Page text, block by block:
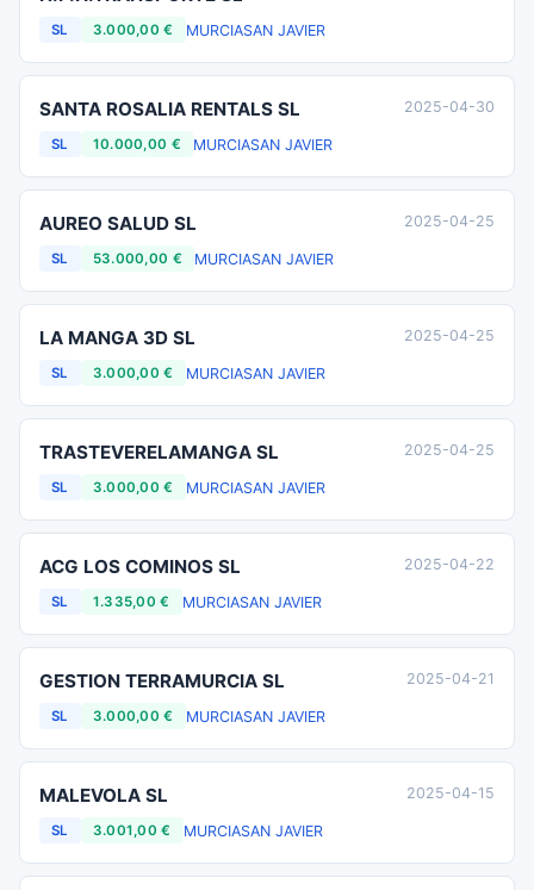
SL 3.000,00 € MURCIASAN JAVIER
SANTA ROSALIA RENTALS SL
SL 10.000,00 € MURCIASAN JAVIER
2025-04-30
AUREO SALUD SL
SL 53.000,00 € MURCIASAN JAVIER
2025-04-25
LA MANGA 3D SL
SL 3.000,00 € MURCIASAN JAVIER
2025-04-25
TRASTEVERELAMANGA SL
SL 3.000,00 € MURCIASAN JAVIER
2025-04-25
ACG LOS COMINOS SL
SL 1.335,00 € MURCIASAN JAVIER
2025-04-22
GESTION TERRAMURCIA SL
SL 3.000,00 € MURCIASAN JAVIER
2025-04-21
MALEVOLA SL
SL 3.001,00 € MURCIASAN JAVIER
2025-04-15